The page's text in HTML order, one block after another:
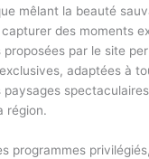
mêlant la beauté
capturer des moments
par le site
adaptées à
région.
programmes